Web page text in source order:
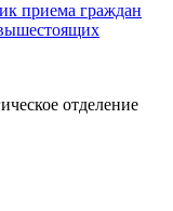
приема граждан
отделение